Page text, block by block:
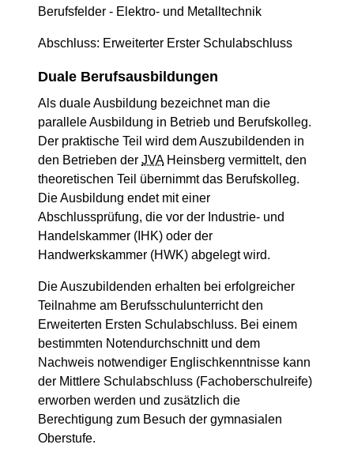
Berufsfelder - Elektro- und Metalltechnik
Abschluss: Erweiterter Erster Schulabschluss
Duale Berufsausbildungen
Als duale Ausbildung bezeichnet man die
parallele Ausbildung in Betrieb und Berufskolleg.
Der praktische Teil wird dem Auszubildenden in
den Betrieben der JVAHeinsberg vermittelt, den
theoretischen Teil übernimmt das Berufskolleg.
Die Ausbildung endet mit einer
Abschlussprüfung, die vor der Industrie- und
Handelskammer (IHK) oder der
Handwerkskammer (HWK) abgelegt wird.
Die Auszubildenden erhalten bei erfolgreicher
Teilnahme am Berufsschulunterricht den
Erweiterten Ersten Schulabschluss. Bei einem
bestimmten Notendurchschnitt und dem
Nachweis notwendiger Englischkenntnisse kann
der Mittlere Schulabschluss (Fachoberschulreife)
erworben werden und zusätzlich die
Berechtigung zum Besuch der gymnasialen
Oberstufe.